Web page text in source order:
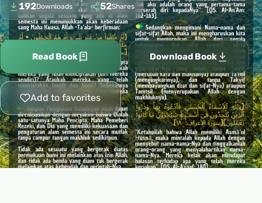
192Downloads 52Shares
Read Book Download Book
Add to favorites